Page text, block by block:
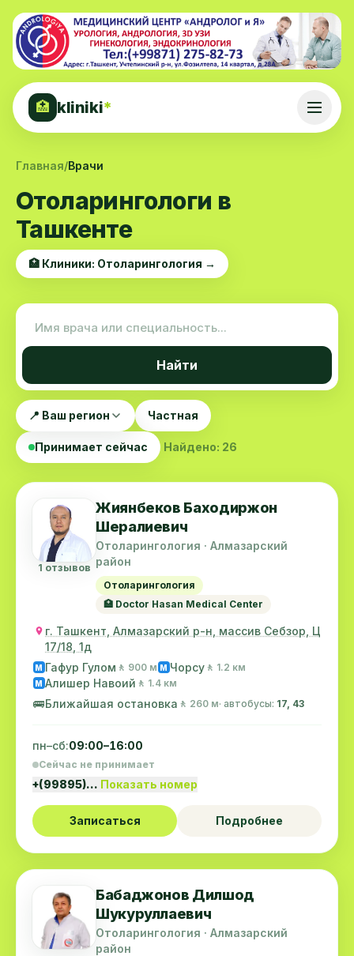
🏥 kliniki*
Главная/Врачи
Отоларингологи в
Ташкенте
🏥 Клиники: Отоларингология →
Найти
📍 Ваш регион Частная
Принимает сейчас Найдено: 26
1 отзывов
Жиянбеков Баходиржон
Шералиевич
Отоларингология · Алмазарский
район
Отоларингология
🏥 Doctor Hasan Medical Center
г. Ташкент, Алмазарский р-н, массив Себзор, Ц
17/18, 1д
M Гафур Гулом 🚶 900 м M Чорсу 🚶 1.2 км
M Алишер Навоий 🚶 1.4 км
🚌Ближайшая остановка 🚶 260 м· автобусы: 17, 43
пн–сб:09:00–16:00
Сейчас не принимает
+(99895)… Показать номер
Записаться Подробнее
Бабаджонов Дилшод
Шукуруллаевич
Отоларингология · Алмазарский
район